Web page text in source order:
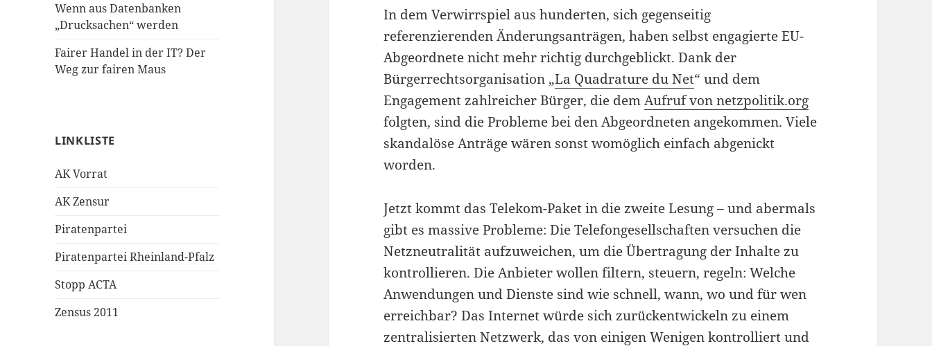
Wenn aus Datenbanken
„Drucksachen“ werden
Fairer Handel in der IT? Der
Weg zur fairen Maus
LINKLISTE
AK Vorrat
AK Zensur
Piratenpartei
Piratenpartei Rheinland-Pfalz
Stopp ACTA
Zensus 2011
In dem Verwirrspiel aus hunderten, sich gegenseitig
referenzierenden Änderungsanträgen, haben selbst engagierte EU-
Abgeordnete nicht mehr richtig durchgeblickt. Dank der
Bürgerrechtsorganisation „La Quadrature du Net“ und dem
Engagement zahlreicher Bürger, die demAufruf von netzpolitik.org
folgten, sind die Probleme bei den Abgeordneten angekommen. Viele
skandalöse Anträge wären sonst womöglich einfach abgenickt
worden.
Jetzt kommt das Telekom-Paket in die zweite Lesung – und abermals
gibt es massive Probleme: Die Telefongesellschaften versuchen die
Netzneutralität aufzuweichen, um die Übertragung der Inhalte zu
kontrollieren. Die Anbieter wollen filtern, steuern, regeln: Welche
Anwendungen und Dienste sind wie schnell, wann, wo und für wen
erreichbar? Das Internet würde sich zurückentwickeln zu einem
zentralisierten Netzwerk, das von einigen Wenigen kontrolliert und